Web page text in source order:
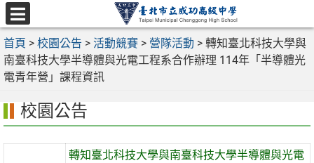
跳
至
主
要
內
選
單
首頁 > 校園公告 > 活動競賽 > 營隊活動 > 轉知臺北科技大學與
南臺科技大學半導體與光電工程系合作辦理 114年「半導體光
電青年營」課程資訊
校園公告
轉知臺北科技大學與南臺科技大學半導體與光電